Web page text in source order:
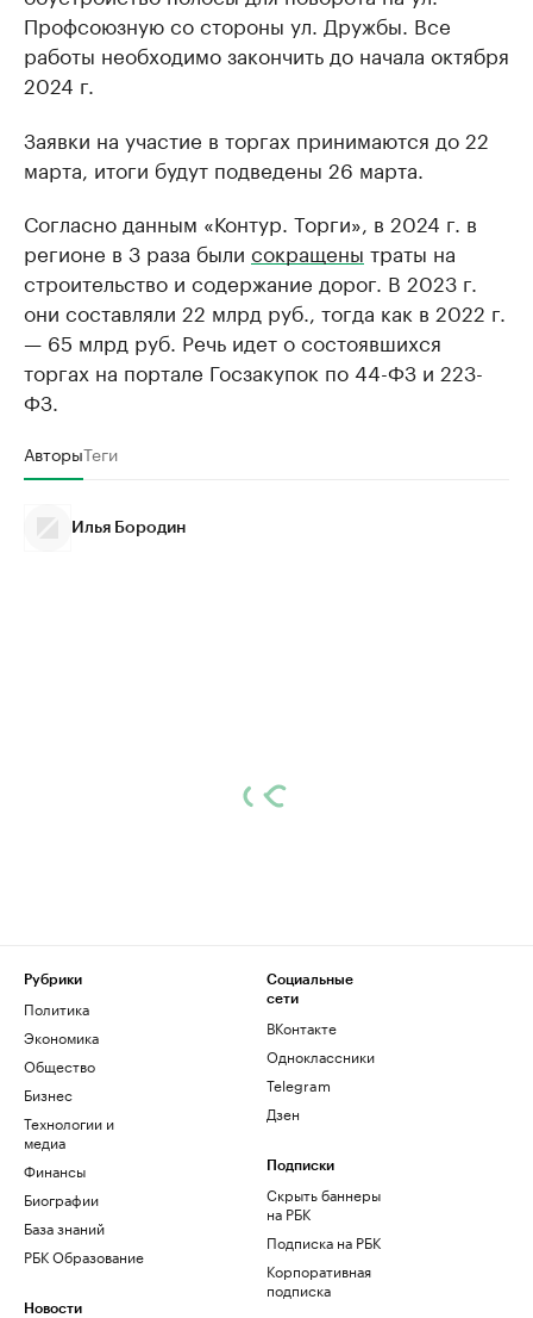
Профсоюзную со стороны ул. Дружбы. Все
работы необходимо закончить до начала октября
2024 г.
Заявки на участие в торгах принимаются до 22
марта, итоги будут подведены 26 марта.
Согласно данным «Контур. Торги», в 2024 г. в
регионе в 3 раза были сокращены траты на
строительство и содержание дорог. В 2023 г.
они составляли 22 млрд руб., тогда как в 2022 г.
— 65 млрд руб. Речь идет о состоявшихся
торгах на портале Госзакупок по 44-ФЗ и 223-
ФЗ.
АвторыТеги
Илья Бородин
Рубрики
Политика
Экономика
Общество
Бизнес
Технологии и
медиа
Финансы
Биографии
База знаний
РБК Образование
Новости
Социальные
сети
ВКонтакте
Одноклассники
Telegram
Дзен
Подписки
Скрыть баннеры
на РБК
Подписка на РБК
Корпоративная
подписка